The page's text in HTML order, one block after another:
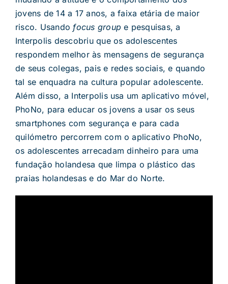
jovens de 14 a 17 anos, a faixa etária de maior
risco. Usandofocus group e pesquisas, a
Interpolis descobriu que os adolescentes
respondem melhor às mensagens de segurança
de seus colegas, pais e redes sociais, e quando
tal se enquadra na cultura popular adolescente.
Além disso, a Interpolis usa um aplicativo móvel,
PhoNo, para educar os jovens a usar os seus
smartphones com segurança e para cada
quilómetro percorrem com o aplicativo PhoNo,
os adolescentes arrecadam dinheiro para uma
fundação holandesa que limpa o plástico das
praias holandesas e do Mar do Norte.